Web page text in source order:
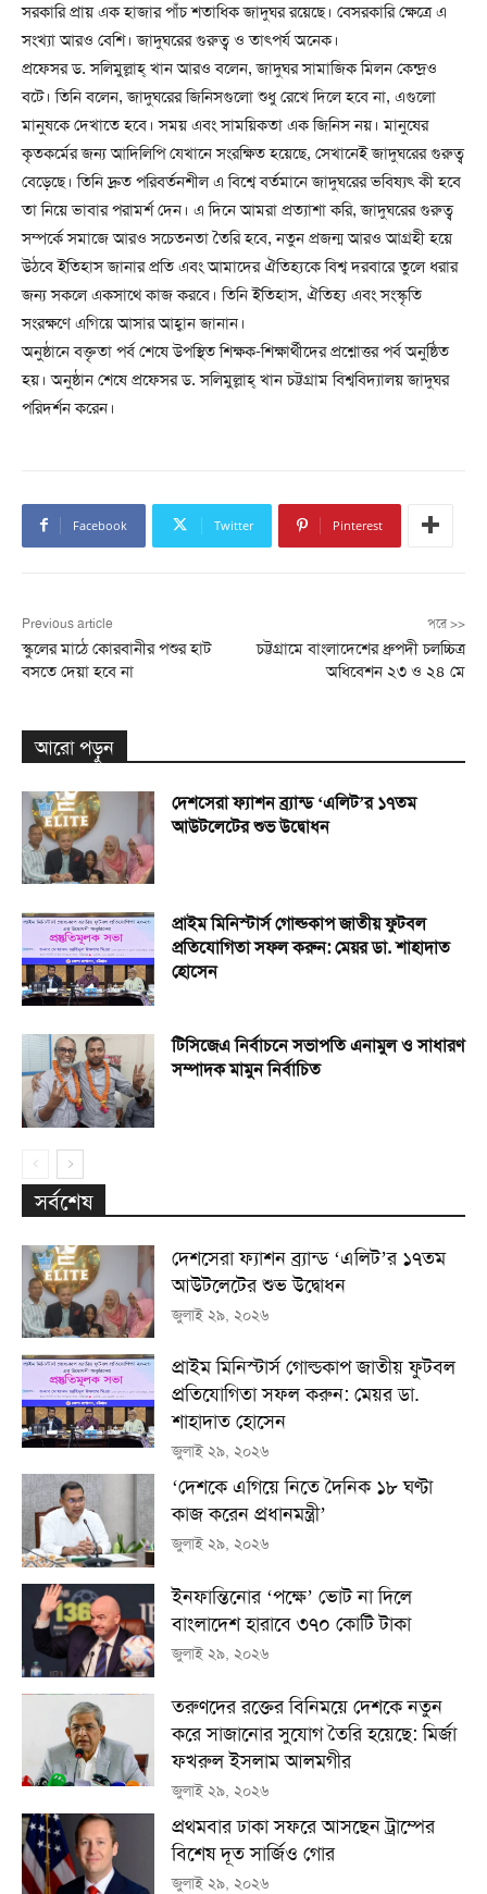
সরকারি প্রায় এক হাজার পাঁচ শতাধিক জাদুঘর রয়েছে। বেসরকারি ক্ষেত্রে এ
সংখ্যা আরও বেশি। জাদুঘরের গুরুত্ব ও তাৎপর্য অনেক।
প্রফেসর ড. সলিমুল্লাহ্ খান আরও বলেন, জাদুঘর সামাজিক মিলন কেন্দ্রও
বটে। তিনি বলেন, জাদুঘরের জিনিসগুলো শুধু রেখে দিলে হবে না, এগুলো
মানুষকে দেখাতে হবে। সময় এবং সাময়িকতা এক জিনিস নয়। মানুষের
কৃতকর্মের জন্য আদিলিপি যেখানে সংরক্ষিত হয়েছে, সেখানেই জাদুঘরের গুরুত্ব
বেড়েছে। তিনি দ্রুত পরিবর্তনশীল এ বিশ্বে বর্তমানে জাদুঘরের ভবিষ্যৎ কী হবে
তা নিয়ে ভাবার পরামর্শ দেন। এ দিনে আমরা প্রত্যাশা করি, জাদুঘরের গুরুত্ব
সম্পর্কে সমাজে আরও সচেতনতা তৈরি হবে, নতুন প্রজন্ম আরও আগ্রহী হয়ে
উঠবে ইতিহাস জানার প্রতি এবং আমাদের ঐতিহ্যকে বিশ্ব দরবারে তুলে ধরার
জন্য সকলে একসাথে কাজ করবে। তিনি ইতিহাস, ঐতিহ্য এবং সংস্কৃতি
সংরক্ষণে এগিয়ে আসার আহ্বান জানান।
অনুষ্ঠানে বক্তৃতা পর্ব শেষে উপস্থিত শিক্ষক-শিক্ষার্থীদের প্রশ্নোত্তর পর্ব অনুষ্ঠিত
হয়। অনুষ্ঠান শেষে প্রফেসর ড. সলিমুল্লাহ্ খান চট্টগ্রাম বিশ্ববিদ্যালয় জাদুঘর
পরিদর্শন করেন।
Facebook Twitter Pinterest
Previous article
স্কুলের মাঠে কোরবানীর পশুর হাট
বসতে দেয়া হবে না
পরে >>
চট্টগ্রামে বাংলাদেশের ধ্রুপদী চলচ্চিত্র
অধিবেশন ২৩ ও ২৪ মে
আরো পড়ুন
দেশসেরা ফ্যাশন ব্র্যান্ড ‘এলিট’র ১৭তম
আউটলেটের শুভ উদ্বোধন
প্রাইম মিনিস্টার্স গোল্ডকাপ জাতীয় ফুটবল
প্রতিযোগিতা সফল করুন: মেয়র ডা. শাহাদাত
হোসেন
টিসিজেএ নির্বাচনে সভাপতি এনামুল ও সাধারণ
সম্পাদক মামুন নির্বাচিত
সর্বশেষ
দেশসেরা ফ্যাশন ব্র্যান্ড ‘এলিট’র ১৭তম
আউটলেটের শুভ উদ্বোধন
জুলাই ২৯, ২০২৬
প্রাইম মিনিস্টার্স গোল্ডকাপ জাতীয় ফুটবল
প্রতিযোগিতা সফল করুন: মেয়র ডা.
শাহাদাত হোসেন
জুলাই ২৯, ২০২৬
‘দেশকে এগিয়ে নিতে দৈনিক ১৮ ঘণ্টা
কাজ করেন প্রধানমন্ত্রী’
জুলাই ২৯, ২০২৬
ইনফান্তিনোর ‘পক্ষে’ ভোট না দিলে
বাংলাদেশ হারাবে ৩৭০ কোটি টাকা
জুলাই ২৯, ২০২৬
তরুণদের রক্তের বিনিময়ে দেশকে নতুন
করে সাজানোর সুযোগ তৈরি হয়েছে: মির্জা
ফখরুল ইসলাম আলমগীর
জুলাই ২৯, ২০২৬
প্রথমবার ঢাকা সফরে আসছেন ট্রাম্পের
বিশেষ দূত সার্জিও গোর
জুলাই ২৯, ২০২৬